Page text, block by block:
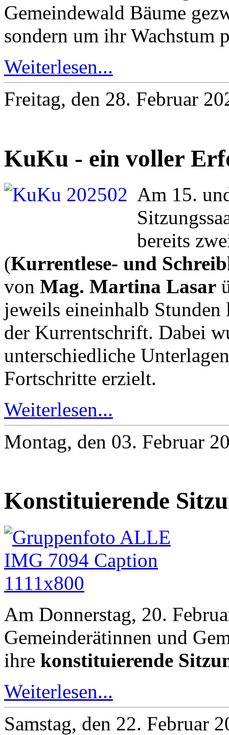
Gemeindewald Bäume
sondern um ihr Wachstum
Weiterlesen...
Freitag, den 28. Februar
KuKu - ein voller
Am 15.
bereits
(Kurrentlese- und
von Mag. Martina Lasar
jeweils eineinhalb Stunden
der Kurrentschrift. Dabei
unterschiedliche
Fortschritte erzielt.
Weiterlesen...
Montag, den 03. Februar
Konstituierende
Am Donnerstag, 20.
Gemeinderätinnen und
ihre konstituierende
Weiterlesen...
Samstag, den 22. Februar